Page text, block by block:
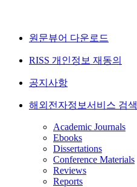
원문뷰어 다운로드
RISS 개인정보 재동의
공지사항
해외전자정보서비스 검색
Academic Journals
Ebooks
Dissertations
Conference Materials
Reviews
Reports